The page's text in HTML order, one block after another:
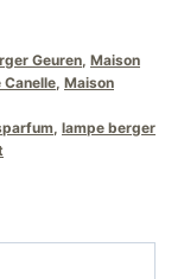
Geuren, Maison
Canelle, Maison
, lampe berger